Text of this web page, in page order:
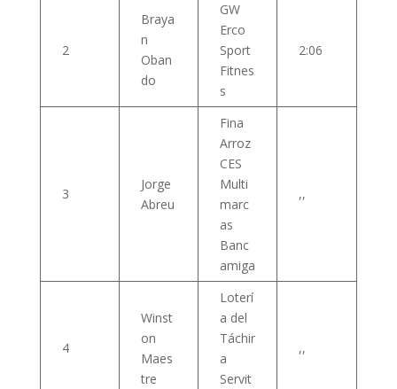
2
Braya
n
Oban
do
GW
Erco
Sport
Fitnes
s
2:06
3
Jorge
Abreu
Fina
Arroz
CES
Multi
marc
as
Banc
amiga
,,
4
Winst
on
Maes
tre
Loterí
a del
Táchir
a
Servit
,,